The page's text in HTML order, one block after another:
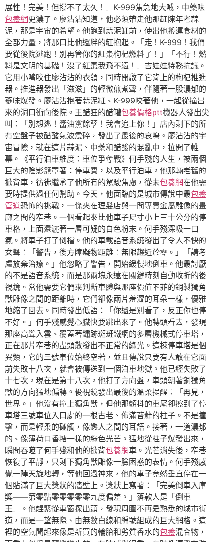
展性！完美！但撐不了太久！」K-999焦急地大喊，中藥味
包養網更濃了。廖沾沾知道，他必須帶走他那缸陳年老蒜
泥，那是宇宙的希望。他跑到蒜泥缸前，使出他搬運食材的
全部力量，將那口比他還胖的缸抱起。「走！K-999！我們
要從後院逃跑！別再管你的紅棗枸杞燃料了！」「不行！燃
料是文明的基礎！沒了紅棗我飛不遠！」吉娃娃特務抗議。
它用小嘴咬住廖沾沾的衣領，同時開啟了它背上的枸杞推進
器。推進器發出「滋滋」的輕微煎煮聲，伴隨著一股濃郁的
蔘味爆發。廖沾沾抱著蒜泥缸、K-999咬著他，一起從撞出
來的洞口衝向後院。王醋狂的醋罐包養價格ptt機器人發出尖
叫：「別想逃！醬油黨餘孽！我會追上你！」店內剩下的所
有空盤子被醋酸氣波震碎，發出了最後的哀鳴。廖沾沾的宇
宙冒險，就在這片蒜泥、中藥和醋酸的混亂中，拉開了帷
幕。《平行泊車維度：車位爭奪戰》何手殘的人生，被兩個
巨大的陰影籠罩著：停車費，以及平行泊車。他那輛老舊的
掀背車，彷彿繼承了他所有的駕駛焦慮，從未包養網在他需
要時提供過任何幫助。今天，他面臨的是城市傳說中最包養
管道恐怖的挑戰，一條夾在理髮店與一間專賣金屬雕像的畫
廊之間的窄巷。一個看起來比他車子尺寸小上三十公分的停
車格，上面還灑著一層可疑的白色粉末。何手殘深吸一口
氣。將車子打了倒檔。他的車載語音系統發出了令人不快的
女聲：「警告，後方障礙物距離：無限趨近於零。」「請考
慮放棄治療。」他忽略了警告，開始緩慢地倒車。他最討厭
的不是語音系統，而是那兩塊永遠在關鍵時刻自動收折的後
視鏡。當他需要它們來判斷車體與那座價值不菲的銅製獨角
獸雕像之間的距離時，它們卻像兩片羞澀的耳朵一樣，優雅
地縮了回去。同時發出低語：「你還是別看了，反正你也停
不好。」何手殘感覺心臟快要跳出來了。他轉頭看去，發現
那座高聳入雲、覆蓋著鏽跡斑斑鐵網的多層機械式停車塔，
正在那片窄巷的盡頭散發出不正常的綠光。這棟停車塔是個
異類，它的三號車位始終空著，並且傳說只要有人敢在它面
前失敗十八次，就會被傳送到一個泊車地獄。他已經失敗了
十七次。現在是第十八次。他打了方向盤，車頭朝著銅獨角
獸的方向猛地偏轉。後視鏡發出最後的溫柔提醒：「再見，
世界。」他沒有撞上獨角獸，但他那顫抖的車尾卻擦到了停
車塔三號車位入口處的一根古老、佈滿苔蘚的柱子。不是撞
擊，而是輕柔的碰觸，像戀人之間的耳語。接著，一道濃郁
的、像薄荷口香糖一樣的綠色光芒。猛地從柱子爆發出來，
瞬間吞噬了何手殘和他的掀背包養網車。光芒消失後，窄巷
恢復了平靜，只剩下獨角獸雕像一臉困惑的表情。何手殘感
覺一陣天旋地轉，等他回過神來，他的車子竟然垂直停在一
個貼滿了巨大獎狀的牆壁上。獎狀上寫著：「完美倒車入庫
獎——第零點零零零零零九度偏差。」落款人是「倒車
王」。他趕緊從車窗探出頭，發現周圍不再是熟悉的城市街
道，而是一望無際、由無數白線和編號組成的巨大網格。這
裡的空氣聞起來像是新買的輪胎和劣質香水的包養混合物，